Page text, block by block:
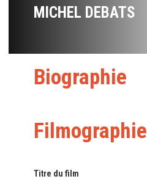
MICHEL DEBATS
Biographie
Filmographie
Titre du film